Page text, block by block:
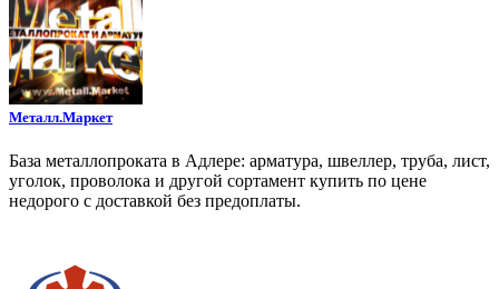
Металл.Маркет
База металлопроката в Адлере: арматура, швеллер, труба, лист,
уголок, проволока и другой сортамент купить по цене
недорого с доставкой без предоплаты.